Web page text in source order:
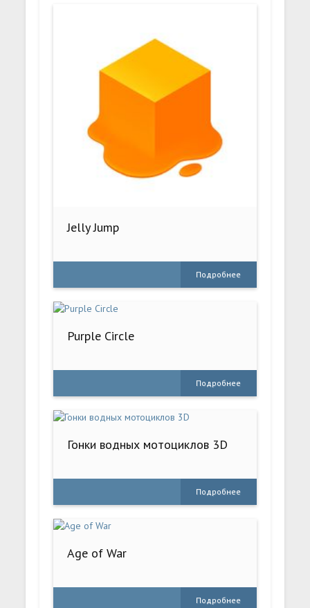
Jelly Jump
Подробнее
Purple Circle
Подробнее
Гонки водных мотоциклов 3D
Подробнее
Age of War
Подробнее